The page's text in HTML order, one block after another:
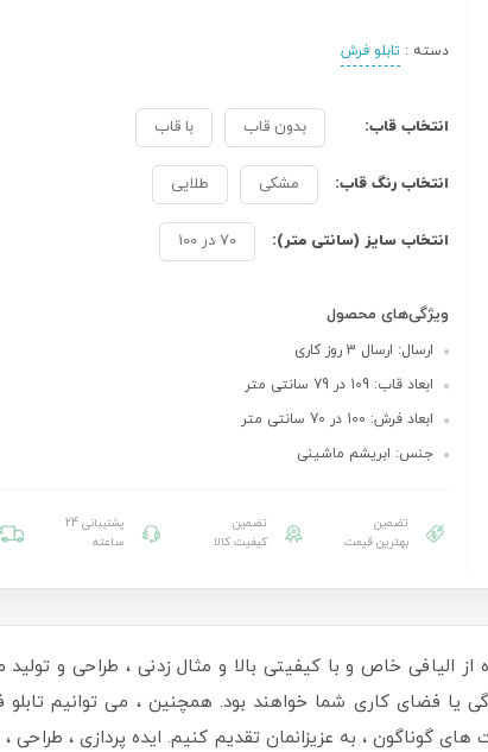
دسته :تابلو فرش
انتخاب قاب: بدون قاب با قاب
انتخاب رنگ قاب: مشکی طلایی
انتخاب سایز (سانتی متر): 70 در 100
ویژگی‌های محصول
ارسال: ارسال 3 روز کاری
ابعاد قاب: 109 در 79 سانتی متر
ابعاد فرش: 100 در 70 سانتی متر
جنس: ابریشم ماشینی
تضمین
بهترین قیمت
تضمین
کیفیت کالا
پشتیبانی 24
ساعته
از الیافی خاص و با کیفیتی بالا و مثال زدنی ، طراحی و تولید
فضای کاری شما خواهند بود. همچنین ، می توانیم
گوناگون ، به عزیزانمان تقدیم کنیم. ایده پردازی ، طراحی